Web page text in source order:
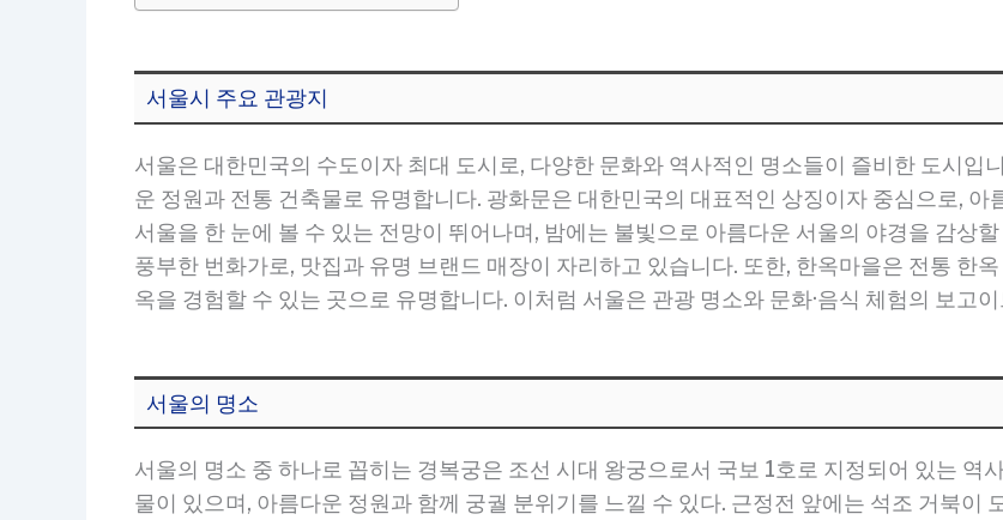
서울시 주요 관광지
서울은 대한민국의 수도이자 최대 도시로, 다양한 문화와 역사적인 명소들이 즐비한 도시입
운 정원과 전통 건축물로 유명합니다. 광화문은 대한민국의 대표적인 상징이자 중심으로,
서울을 한 눈에 볼 수 있는 전망이 뛰어나며, 밤에는 불빛으로 아름다운 서울의 야경을 감상
풍부한 번화가로, 맛집과 유명 브랜드 매장이 자리하고 있습니다. 또한, 한옥마을은 전통 한
옥을 경험할 수 있는 곳으로 유명합니다. 이처럼 서울은 관광 명소와 문화·음식 체험의 보고
서울의 명소
서울의 명소 중 하나로 꼽히는 경복궁은 조선 시대 왕궁으로서 국보 1호로 지정되어 있는 역
물이 있으며, 아름다운 정원과 함께 궁궐 분위기를 느낄 수 있다. 근정전 앞에는 석조 거북이